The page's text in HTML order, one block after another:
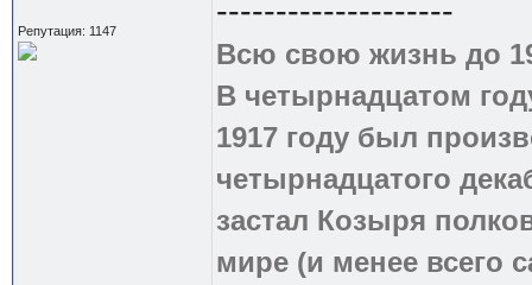
Репутация: 1147
--------------------
Всю свою жизнь до
В четырнадцатом
1917 году был
четырнадцатого
застал Козыря
мире (и менее всего